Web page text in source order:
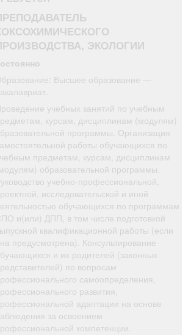
Поздравления
Я - пенсионер
ЭКОЛОГИИ
Высшее образование —
учебных занятий по учебным
курсам, дисциплинам (модулям)
программы. Организация
работы обучающихся по
предметам, курсам, дисциплинам
образовательной программы.
учебно-профессиональной,
исследовательской и иной
обучающихся по программам
и(или) ДПП, в том числе подготовкой
квалификационной работы (если
предусмотрена). Консультирование
и их родителей (законных
по вопросам
самоопределения,
развития,
адаптации на основе
за освоением
компетенции.